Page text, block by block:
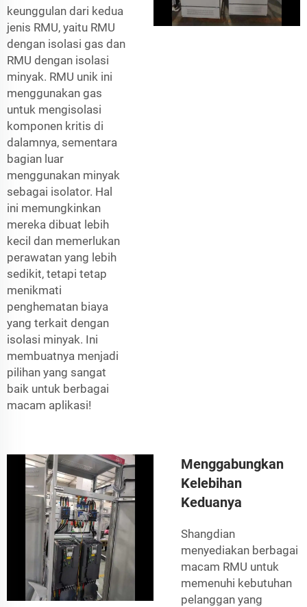
keunggulan dari kedua
jenis RMU, yaitu RMU
dengan isolasi gas dan
RMU dengan isolasi
minyak. RMU unik ini
menggunakan gas
untuk mengisolasi
komponen kritis di
dalamnya, sementara
bagian luar
menggunakan minyak
sebagai isolator. Hal
ini memungkinkan
mereka dibuat lebih
kecil dan memerlukan
perawatan yang lebih
sedikit, tetapi tetap
menikmati
penghematan biaya
yang terkait dengan
isolasi minyak. Ini
membuatnya menjadi
pilihan yang sangat
baik untuk berbagai
macam aplikasi!
Menggabungkan
Kelebihan
Keduanya
Shangdian
menyediakan berbagai
macam RMU untuk
memenuhi kebutuhan
pelanggan yang